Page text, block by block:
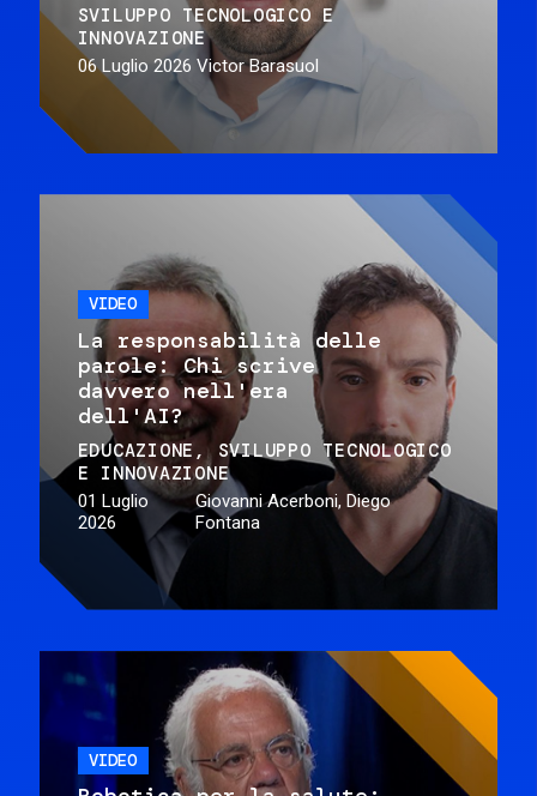
SVILUPPO TECNOLOGICO E
INNOVAZIONE
06 Luglio 2026 Victor Barasuol
VIDEO
La responsabilità delle
parole: Chi scrive
davvero nell'era
dell'AI?
EDUCAZIONE
SVILUPPO TECNOLOGICO
E INNOVAZIONE
01 Luglio
2026
Giovanni Acerboni, Diego
Fontana
VIDEO